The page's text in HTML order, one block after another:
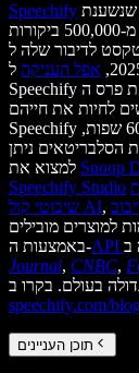
Speechify שנשענת
על למעלה מ-50 מיליון משתמשים ומגובה ביותר מ-500,000 ביקורות
אפל העניקה ל-
לחיות את חייהם."
Speechify מציעה יותר מ-1,000 קולות טבעיים ביותר מ-60 שפות,
בין קולות הסלבריטאים ניתן
Snoop
Speechify Studio
שיבוטי קול AI,
למוצרים מובילים
באמצעות ה-
Journal, CNBC,
speechify.com/
תוכן העניינים